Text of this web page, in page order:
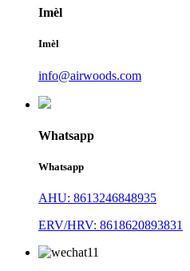
Imèl
Imèl
info@airwoods.com
Whatsapp
Whatsapp
AHU: 8613246848935
ERV/HRV: 8618620893831